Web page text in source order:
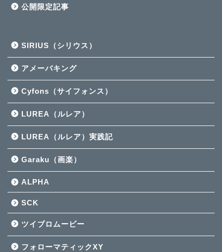
公開限定記事
SIRIUS（シリウス）
アメーバキング
Cyfons（サイフォンス）
LUREA（ルレア）
LUREA（ルレア）実践記
Garaku（画楽）
ALPHA
SCK
ツイブロムービー
フォローマティックXY